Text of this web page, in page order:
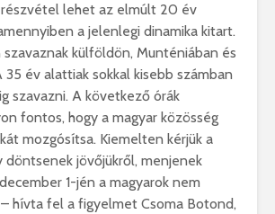
részvétel lehet az elmúlt 20 év
a jelenlegi dinamika kitart.
szavaznak külföldön, Munténiában és
35 év alattiak sokkal kisebb számban
szavazni. A következő órák
fontos, hogy a magyar közösség
mozgósítsa. Kiemelten kérjük a
döntsenek jövőjükről, menjenek
1-jén a magyarok nem
hívta fel a figyelmet Csoma Botond,